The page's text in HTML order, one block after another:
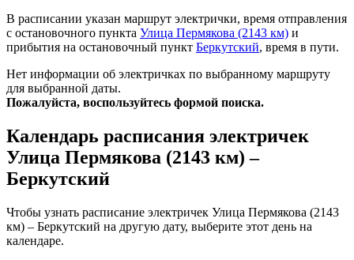
В расписании указан маршрут электрички, время отправления
с остановочного пункта Улица Пермякова (2143 км) и
прибытия на остановочный пункт Беркутский, время в пути.
Нет информации об электричках по выбранному маршруту
для выбранной даты.
Пожалуйста, воспользуйтесь формой поиска.
Календарь расписания электричек
Улица Пермякова (2143 км) –
Беркутский
Чтобы узнать расписание электричек Улица Пермякова (2143
км) – Беркутский на другую дату, выберите этот день на
календаре.